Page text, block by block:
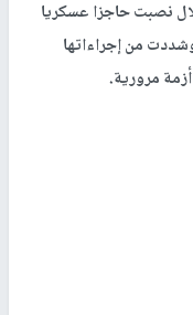
نصبت حاجزا عسكريا
من إجراءاتها
مرورية.